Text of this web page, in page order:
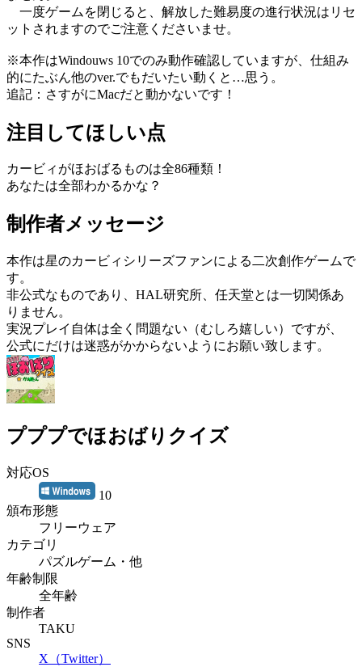
一度ゲームを閉じると、解放した難易度の進行状況はリセ
ットされますのでご注意くださいませ。
※本作はWindouws 10でのみ動作確認していますが、仕組み
的にたぶん他のver.でもだいたい動くと…思う。
追記：さすがにMacだと動かないです！
注目してほしい点
カービィがほおばるものは全86種類！
あなたは全部わかるかな？
制作者メッセージ
本作は星のカービィシリーズファンによる二次創作ゲームで
す。
非公式なものであり、HAL研究所、任天堂とは一切関係あ
りません。
実況プレイ自体は全く問題ない（むしろ嬉しい）ですが、
公式にだけは迷惑がかからないようにお願い致します。
プププでほおばりクイズ
対応OS
10
頒布形態
フリーウェア
カテゴリ
パズルゲーム・他
年齢制限
全年齢
制作者
TAKU
SNS
X（Twitter）